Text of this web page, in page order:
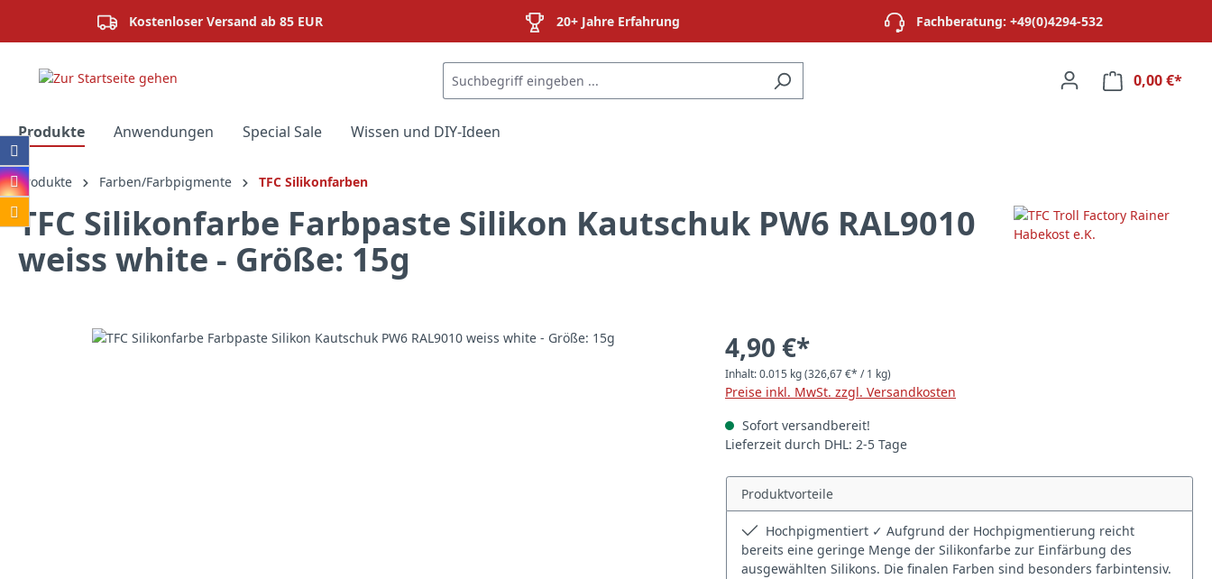
Zur Hauptnavigation springen
Kostenloser Versand ab 85 EUR 20+ Jahre Erfahrung Fachberatung: +49(0)4294-532
0,00 €*
Produkte Anwendungen Special Sale Wissen und DIY-Ideen
Produkte Farben/Farbpigmente TFC Silikonfarben
TFC Silikonfarbe Farbpaste Silikon Kautschuk PW6 RAL9010
weiss white - Größe: 15g
Bildergalerie überspringen 4,90 €*
Inhalt:0.015 kg(326,67 €* / 1 kg)
Preise inkl. MwSt. zzgl. Versandkosten
Sofort versandbereit!
Lieferzeit durch DHL: 2-5 Tage
Produktvorteile
Hochpigmentiert ✓ Aufgrund der Hochpigmentierung reicht
bereits eine geringe Menge der Silikonfarbe zur Einfärbung des
ausgewählten Silikons. Die finalen Farben sind besonders farbintensiv.